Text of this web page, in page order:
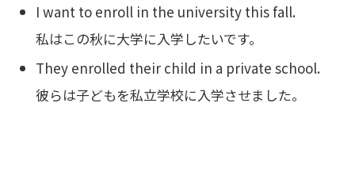
I want to enroll in the university this fall.
私はこの秋に大学に入学したいです。
They enrolled their child in a private school.
彼らは子どもを私立学校に入学させました。